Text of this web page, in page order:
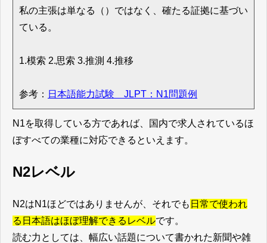
私の主張は単なる（）ではなく、確たる証拠に基づい
ている。
1.模索 2.思索 3.推測 4.推移
参考： 日本語能力試験 JLPT：N1問題例
N1を取得している方であれば、国内で求人されているほ
ぼすべての業種に対応できるといえます。
N2レベル
N2はN1ほどではありませんが、それでも 日常で使われ
る日本語はほぼ理解できるレベルです。
読む力としては、幅広い話題について書かれた新聞や雑